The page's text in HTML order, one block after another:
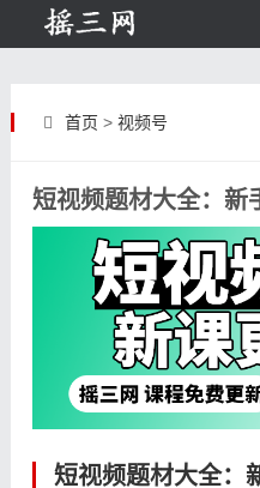
首页 > 视频号
短视频题材大全：新
短视频题材大全：